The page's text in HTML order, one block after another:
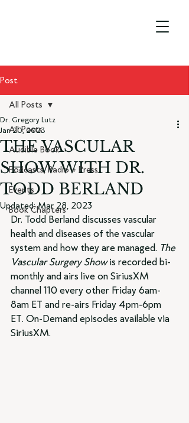
Post
All Posts
Audible Book
Podcasts, Radio + Press
Events
Book Chapters
All Posts
THE VASCULAR
SHOW WITH DR.
TODD BERLAND
Dr. Gregory Lutz
Jan 20, 2023
Updated:Mar 28, 2023
Dr. Todd Berland discusses vascular
health and diseases of the vascular
system and how they are managed. The
Vascular Surgery Show is recorded bi-
monthly and airs live on SiriusXM
channel 110 every other Friday 6am-
8am ET and re-airs Friday 4pm-6pm
ET. On-Demand episodes available via
SiriusXM.